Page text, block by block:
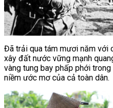
Đã trải qua tám mươi năm với
xây đất nước vững mạnh
vàng tung bay phấp phới
niềm ước mơ của cả toàn dân.